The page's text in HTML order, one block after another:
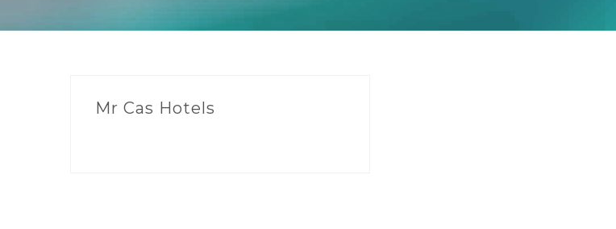
Mr Cas Hotels